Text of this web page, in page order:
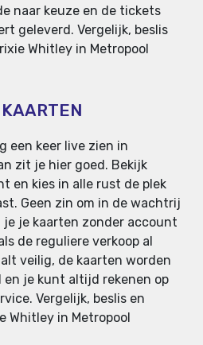
naar keuze en de tickets
geleverd. Vergelijk, beslis
Whitley in Metropool
een keer live zien in
zit je hier goed. Bekijk
en kies in alle rust de plek
Geen zin om in de wachtrij
je kaarten zonder account
de reguliere verkoop al
veilig, de kaarten worden
en je kunt altijd rekenen op
Vergelijk, beslis en
Whitley in Metropool